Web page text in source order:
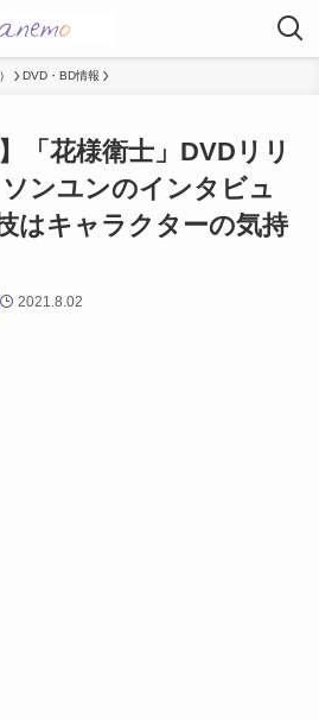
DVD・BD情報
「花様衛士」DVDリリ
ンユンのインタビュ
はキャラクターの気持
2021.8.02